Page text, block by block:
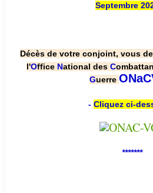
Septembre
Décès de votre conjoint, vous
l'Office National des C
Guerre
- Cliquez ci-
*******